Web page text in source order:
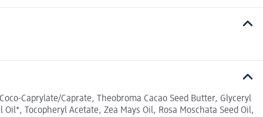
Caprylate/Caprate, Theobroma Cacao Seed Butter, Glyceryl
Tocopheryl Acetate, Zea Mays Oil, Rosa Moschata Seed Oil,